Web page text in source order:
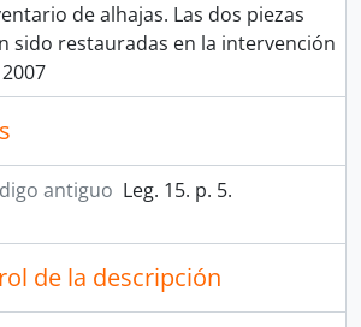
de alhajas. Las dos piezas
sido restauradas en la intervención
antiguo Leg. 15. p. 5.
de la descripción